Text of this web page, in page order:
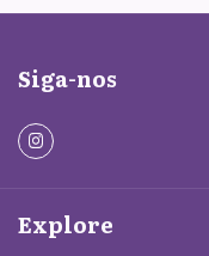
Siga-nos
Explore